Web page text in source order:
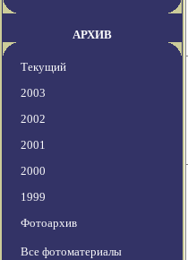
АРХИВ
Текущий
2003
2002
2001
2000
1999
Фотоархив
Все фотоматериалы